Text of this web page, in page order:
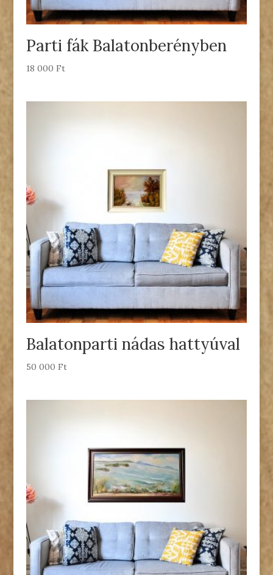
Parti fák Balatonberényben
18 000 Ft
Balatonparti nádas hattyúval
50 000 Ft